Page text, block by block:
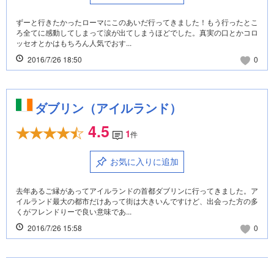
ずーと行きたかったローマにこのあいだ行ってきました！もう行ったとこ
ろ全てに感動してしまって涙が出てしまうほどでした。真実の口とかコロ
ッセオとかはもちろん人気でおす...
2016/7/26 18:50
0
ダブリン（アイルランド）
4.5 1件
お気に入りに追加
去年あるご縁があってアイルランドの首都ダブリンに行ってきました。ア
イルランド最大の都市だけあって街は大きいんですけど、出会った方の多
くがフレンドりーで良い意味であ...
2016/7/26 15:58
0